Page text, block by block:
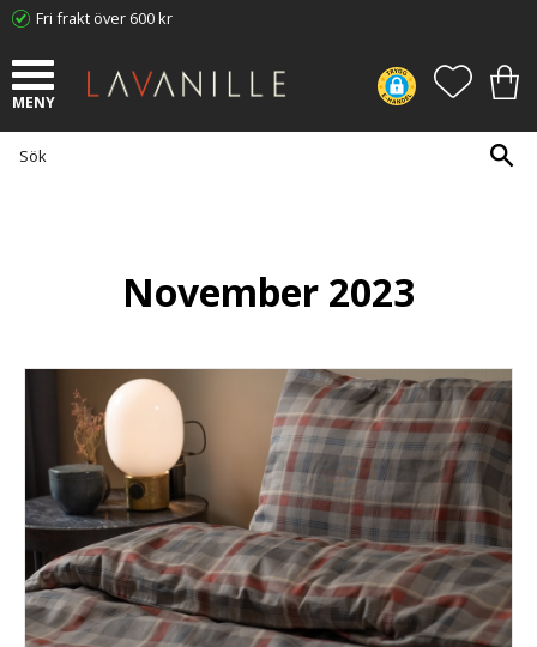
Fri frakt över 600 kr
November 2023